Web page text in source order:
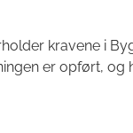
kravene i
er opført, og